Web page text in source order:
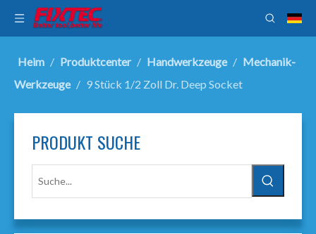
Heim / Produktcenter / Handwerkzeuge / Mechanik-
Werkzeuge / 9 Stück 1/2 Zoll Dr. Deep Socket
PRODUKT SUCHE